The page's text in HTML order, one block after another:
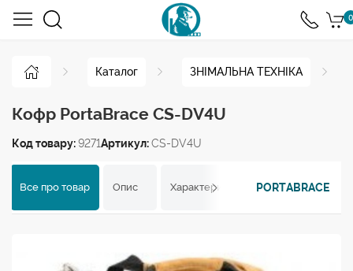
0
Каталог ЗНІМАЛЬНА ТЕХНІКА
Кофр PortaBrace CS-DV4U
Код товару:9271Артикул:CS-DV4U
Все про товар Опис Характеристики Відгуки
PORTABRACE